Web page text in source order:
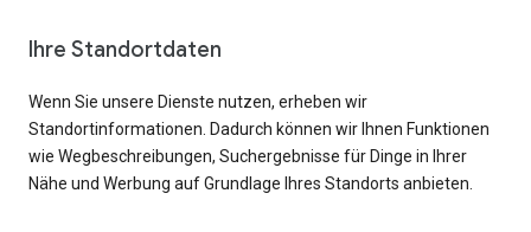
Ihre Standortdaten
Wenn Sie unsere Dienste nutzen, erheben wir
Standortinformationen. Dadurch können wir Ihnen Funktionen
wie Wegbeschreibungen, Suchergebnisse für Dinge in Ihrer
Nähe und Werbung auf Grundlage Ihres Standorts anbieten.